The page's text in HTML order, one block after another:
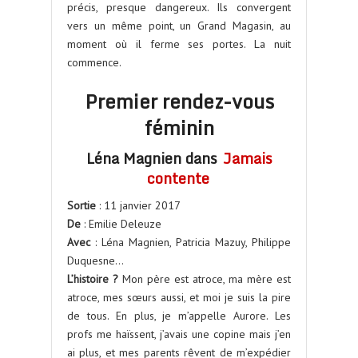
précis, presque dangereux. Ils convergent
vers un même point, un Grand Magasin, au
moment où il ferme ses portes. La nuit
commence.
Premier rendez-vous
féminin
Léna Magnien dans Jamais
contente
Sortie : 11 janvier 2017
De : Emilie Deleuze
Avec: Léna Magnien, Patricia Mazuy, Philippe
Duquesne…
L’histoire ? Mon père est atroce, ma mère est
atroce, mes sœurs aussi, et moi je suis la pire
de tous. En plus, je m’appelle Aurore. Les
profs me haïssent, j’avais une copine mais j’en
ai plus, et mes parents rêvent de m’expédier